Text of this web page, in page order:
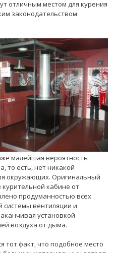
отличным местом для курения
законодательством
малейшая вероятность
то есть, нет никакой
окружающих. Оригинальный
кабине от
продуманностью всех
вентиляции и
установкой
воздуха от дыма.
тот факт, что подобное место